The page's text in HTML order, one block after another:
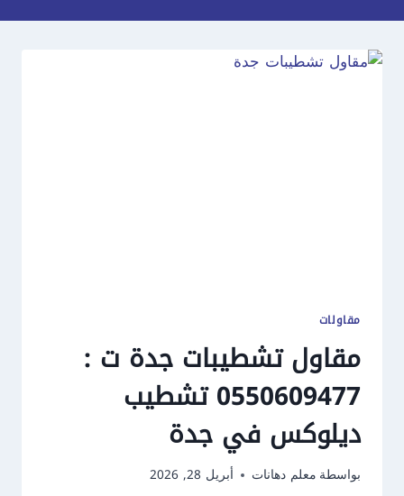
مقاولات
مقاول تشطيبات جدة ت :
0550609477 تشطيب
ديلوكس في جدة
بواسطة معلم دهانات أبريل 28, 2026